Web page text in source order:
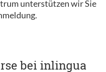
unterstützen wir Sie
bei inlingua